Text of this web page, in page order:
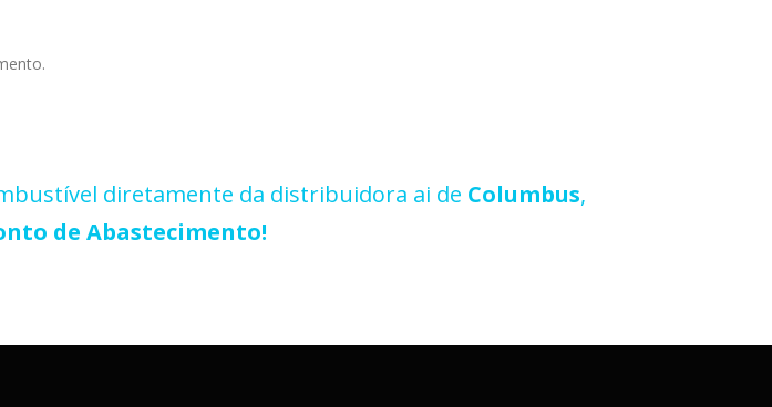
diretamente da distribuidora ai de Columbus,
de Abastecimento!